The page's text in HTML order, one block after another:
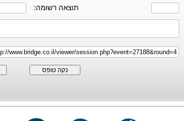
תוצאה רשומה:
נקה טופס